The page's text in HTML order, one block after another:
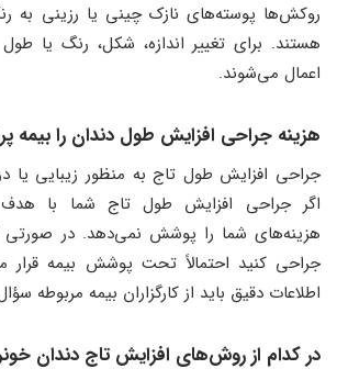
روکش‌ها پوسته‌های نازک چینی یا رزینی به
هستند. برای تغییر اندازه، شکل، رنگ یا
اعمال می‌شوند.
هزینه جراحی افزایش طول دندان را بیمه
جراحی افزایش طول تاج به منظور زیبایی یا
اگر جراحی افزایش طول تاج شما با هدف
هزینه‌های شما را پوشش نمی‌دهد. در صورتی
جراحی کنید احتمالاً تحت پوشش بیمه قرار
اطلاعات دقیق باید از کارگزاران بیمه مربوطه
در کدام از روش‌های افزایش تاج دندان